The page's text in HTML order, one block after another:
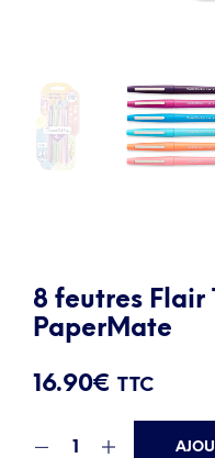
8 feutres Flair
PaperMate
16.90€ TTC